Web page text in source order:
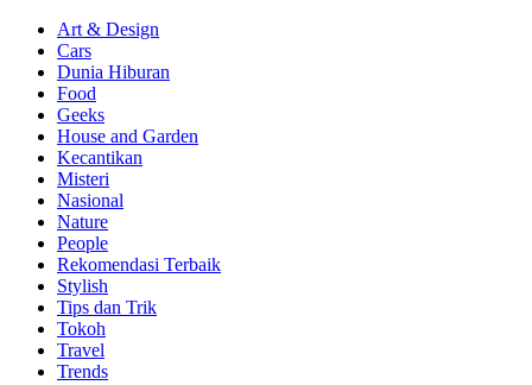
Art & Design
Cars
Dunia Hiburan
Food
Geeks
House and Garden
Kecantikan
Misteri
Nasional
Nature
People
Rekomendasi Terbaik
Stylish
Tips dan Trik
Tokoh
Travel
Trends